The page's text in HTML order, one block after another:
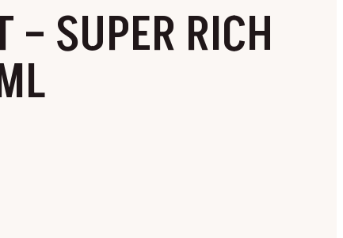
– SUPER RICH